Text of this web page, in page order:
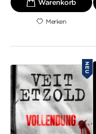
Merken
NEU